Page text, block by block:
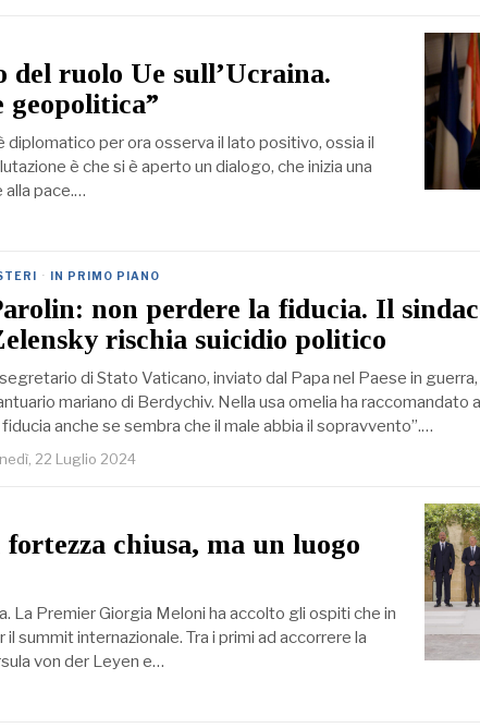
ruolo Ue sull’Ucraina.
geopolitica”
diplomatico per ora osserva il lato positivo, ossia il
è che si è aperto un dialogo, che inizia una
alla pace.…
· IN PRIMO PIANO
non perdere la fiducia. Il
rischia suicidio politico
segretario di Stato Vaticano, inviato dal Papa nel Paese in
mariano di Berdychiv. Nella usa omelia ha raccomandato
fiducia anche se sembra che il male abbia il sopravvento”.…
22 Luglio 2024
chiusa, ma un luogo
La Premier Giorgia Meloni ha accolto gli ospiti che in
summit internazionale. Tra i primi ad accorrere la
von der Leyen e…